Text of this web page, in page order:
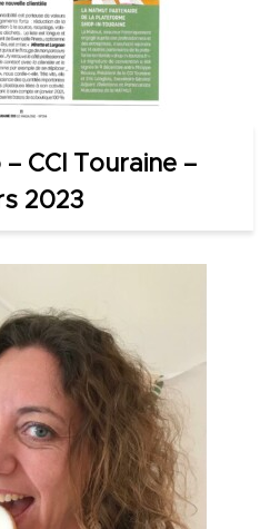
CCI Touraine –
2023